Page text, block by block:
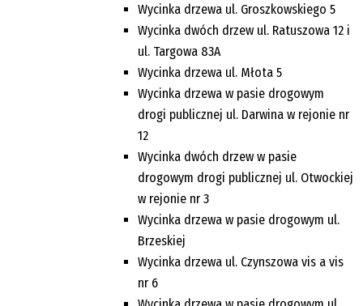
Wycinka drzewa ul. Groszkowskiego 5
Wycinka dwóch drzew ul. Ratuszowa 12 i
ul. Targowa 83A
Wycinka drzewa ul. Młota 5
Wycinka drzewa w pasie drogowym
drogi publicznej ul. Darwina w rejonie nr
12
Wycinka dwóch drzew w pasie
drogowym drogi publicznej ul. Otwockiej
w rejonie nr 3
Wycinka drzewa w pasie drogowym ul.
Brzeskiej
Wycinka drzewa ul. Czynszowa vis a vis
nr 6